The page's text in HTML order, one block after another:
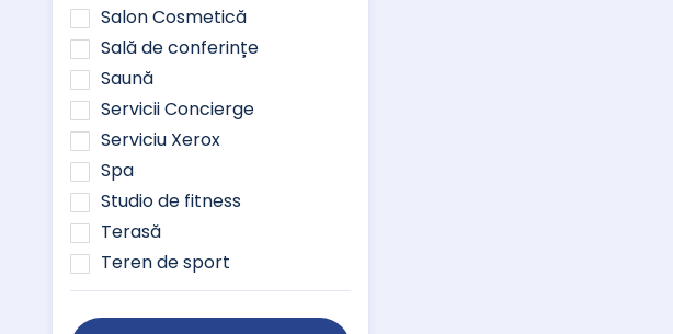
Salon Cosmetică
Sală de conferințe
Saună
Servicii Concierge
Serviciu Xerox
Spa
Studio de fitness
Terasă
Teren de sport